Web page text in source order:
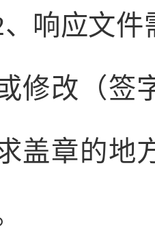
、响应文件
修改（签
盖章的地